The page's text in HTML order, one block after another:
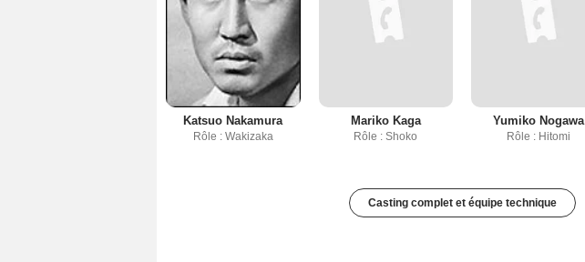
Katsuo Nakamura
Rôle : Wakizaka
Mariko Kaga
Rôle : Shoko
Yumiko Nogawa
Rôle : Hitomi
Casting complet et équipe technique